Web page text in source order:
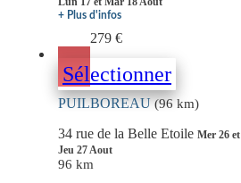
+ Plus d'infos
279 €
Sélectionner
PUILBOREAU(96 km)
34 rue de la Belle Etoile Mer 26 et
Jeu 27 Aout
96 km